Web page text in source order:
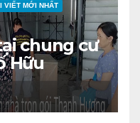
VIẾT MỚI NHẤT
chung cư
Hữu